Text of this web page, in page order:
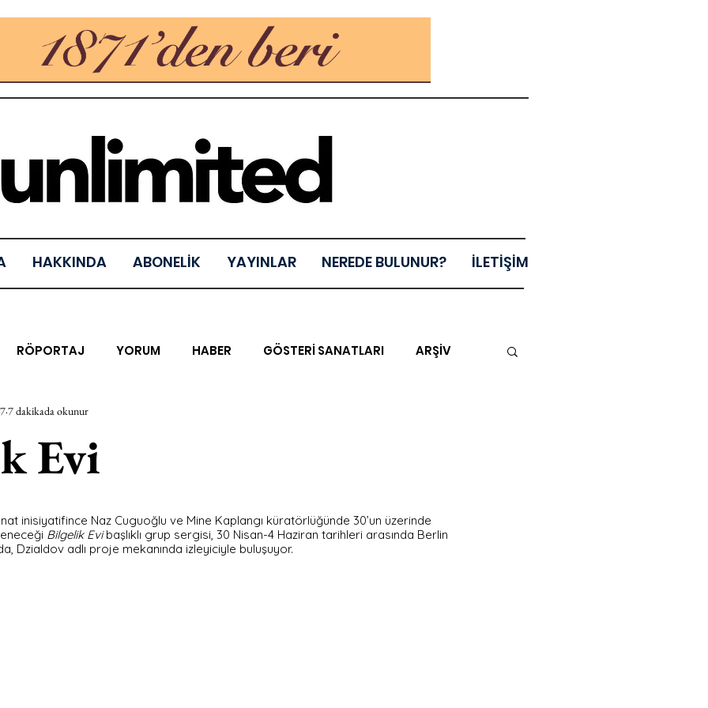
HAKKINDA ABONELİK YAYINLAR NEREDE BULUNUR? İLETİŞİM
RÖPORTAJ YORUM HABER GÖSTERİ SANATLARI ARŞİV
BİENAL
YEL TOZ PORTRELER
XXY ODAK: RESİM KIVRIM PARIS UNLIMITED
Evi
7 dakikada okunur
inisiyatifince Naz Cuguoğlu ve Mine Kaplangı küratörlüğünde 30’un üzerinde
Bilgelik Evi başlıklı grup sergisi, 30 Nisan-4 Haziran tarihleri arasında Berlin
Dzialdov adlı proje mekanında izleyiciyle buluşuyor.